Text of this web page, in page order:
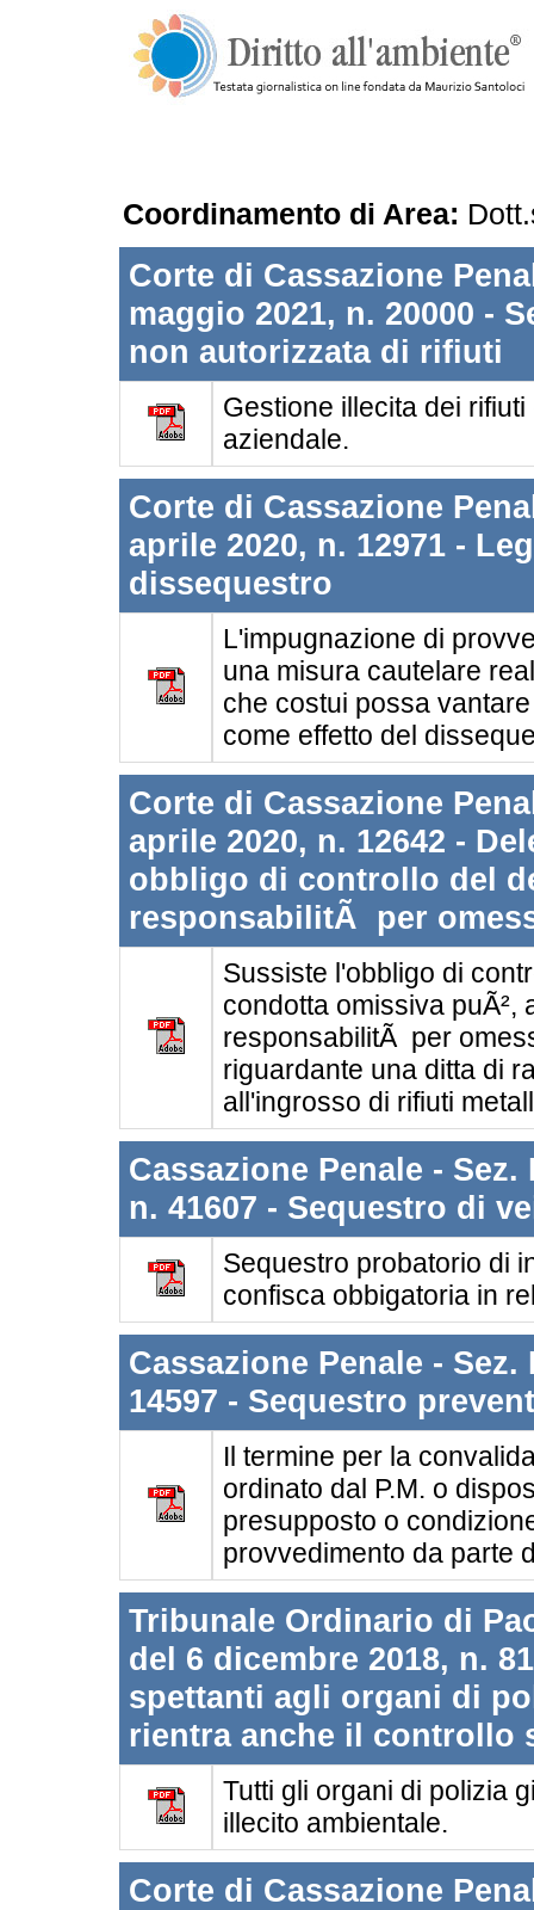
Coordinamento di Area:
Corte di Cassazione
maggio 2021, n. 20000 -
non autorizzata di rifiuti
Gestione illecita dei
aziendale.
Corte di Cassazione
aprile 2020, n. 12971 -
dissequestro
L'impugnazione di
una misura cautelare
che costui possa
come effetto del
Corte di Cassazione
aprile 2020, n. 12642 -
obbligo di controllo del
responsabilitÃ per
Sussiste l'obbligo di
condotta omissiva puÃ²,
responsabilitÃ per
riguardante una ditta di
all'ingrosso di rifiuti
Cassazione Penale -
n. 41607 - Sequestro di
Sequestro probatorio di
confisca obbigatoria in
Cassazione Penale -
14597 - Sequestro
Il termine per la
ordinato dal P.M. o
presupposto o
provvedimento da parte
Tribunale Ordinario di
del 6 dicembre 2018, n.
spettanti agli organi di
rientra anche il controllo
Tutti gli organi di polizia
illecito ambientale.
Corte di Cassazione